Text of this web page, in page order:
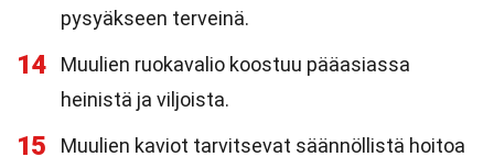
pysyäkseen terveinä.
14
Muulien ruokavalio koostuu pääasiassa
heinistä ja viljoista.
15
Muulien kaviot tarvitsevat säännöllistä hoitoa